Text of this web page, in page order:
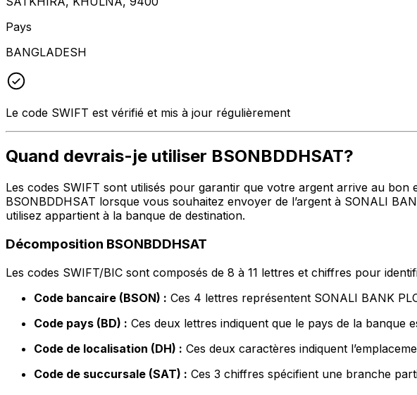
Pays
BANGLADESH
Le code SWIFT est vérifié et mis à jour régulièrement
Quand devrais-je utiliser BSONBDDHSAT?
Les codes SWIFT sont utilisés pour garantir que votre argent arrive au
BSONBDDHSAT lorsque vous souhaitez envoyer de l’argent à SONALI
utilisez appartient à la banque de destination.
Décomposition BSONBDDHSAT
Les codes SWIFT/BIC sont composés de 8 à 11 lettres et chiffres pour
Code bancaire (BSON) : Ces 4 lettres représentent SONALI BANK
Code pays (BD) : Ces deux lettres indiquent que le pays de la banque
Code de localisation (DH) : Ces deux caractères indiquent
Code de succursale (SAT) : Ces 3 chiffres spécifient une branche